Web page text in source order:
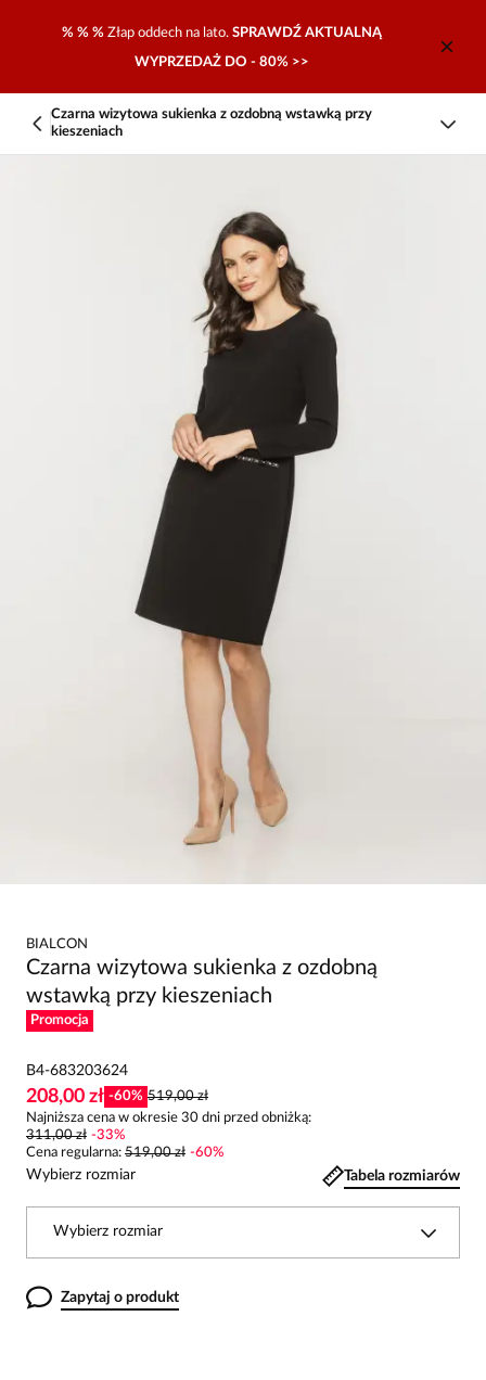
% % % Złap oddech na lato. SPRAWDŹ AKTUALNĄ
WYPRZEDAŻ DO - 80% >>
Czarna wizytowa sukienka z ozdobną wstawką przy
kieszeniach
BIALCON
Czarna wizytowa sukienka z ozdobną
wstawką przy kieszeniach
Promocja
B4-683203624
208,00 zł -60% 519,00 zł
Najniższa cena w okresie 30 dni przed obniżką:
311,00 zł -33%
Cena regularna: 519,00 zł -60%
Wybierz rozmiar Tabela rozmiarów
Wybierz rozmiar
Zapytaj o produkt